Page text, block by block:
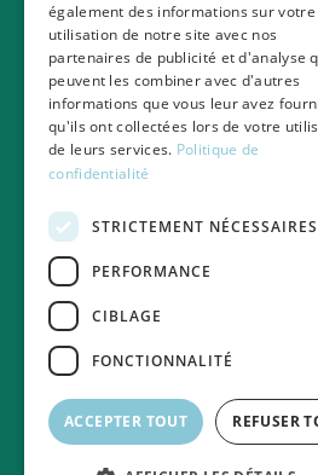
À propos de Monka
À propos
Notre équipe
Notre modèle économique
La raison d'être
Le futur avec Monka
Copyright © 2025 Monka | Tous
Mentions légales|Politique de
également des informations sur votre
utilisation de notre site avec nos
partenaires de publicité et d'analyse
peuvent les combiner avec d'autres
informations que vous leur avez
qu'ils ont collectées lors de votre
de leurs services. Politique de
confidentialité
STRICTEMENT NÉCESSAIRES
PERFORMANCE
CIBLAGE
FONCTIONNALITÉ
ACCEPTER TOUT REFUSER